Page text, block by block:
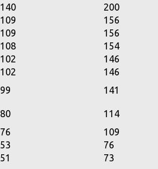
140
200
109
156
109
156
108
154
102
146
102
146
99
141
80
114
76
109
53
76
51
73